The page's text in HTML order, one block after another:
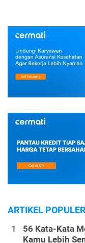
ARTIKEL POPULER
56 Kata-Kata
Kamu Lebih